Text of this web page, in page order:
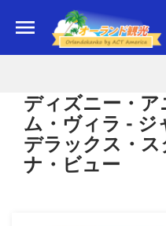

ディズニー・
ム・ヴィラ - ジ
デラックス・
ナ・ビュー